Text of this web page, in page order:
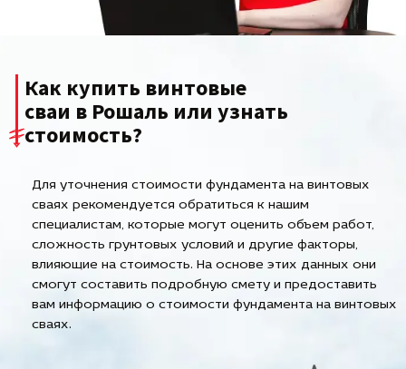
Как купить винтовые
сваи в Рошаль или узнать
стоимость?
Для уточнения стоимости фундамента на винтовых
сваях рекомендуется обратиться к нашим
специалистам, которые могут оценить объем работ,
сложность грунтовых условий и другие факторы,
влияющие на стоимость. На основе этих данных они
смогут составить подробную смету и предоставить
вам информацию о стоимости фундамента на винтовых
сваях.